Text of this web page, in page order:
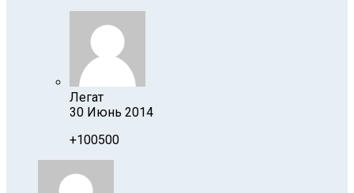
Легат
30 Июнь 2014
+100500